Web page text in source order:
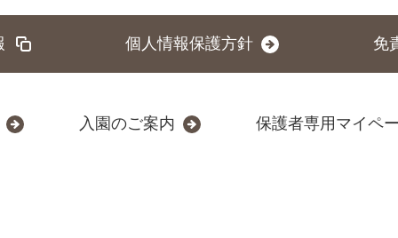
個人情報保護方針 免
入園のご案内 保護者専用マイペ